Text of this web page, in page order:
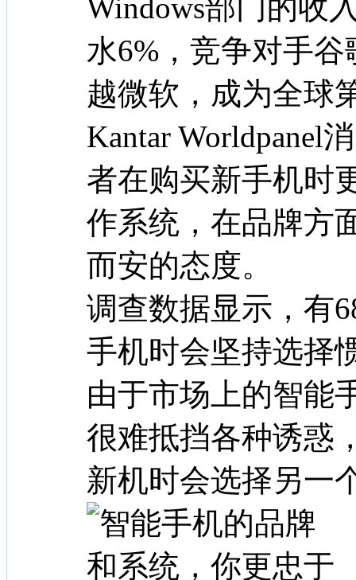
Windows部门的收
水6%，竞争对手
越微软，成为全球
Kantar Worldpanel
者在购买新手机时
作系统，在品牌方
而安的态度。
调查数据显示，有
手机时会坚持选择
由于市场上的智能
很难抵挡各种诱惑
新机时会选择另一